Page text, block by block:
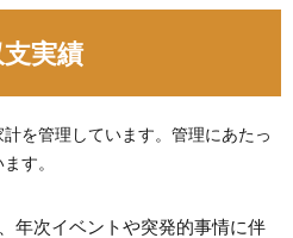
実績
を管理しています。管理にあたっ
す。
年次イベントや突発的事情に伴